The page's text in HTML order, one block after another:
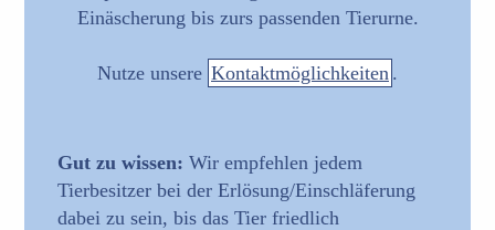
Einäscherung bis zurs passenden Tierurne.
Nutze unsere Kontaktmöglichkeiten .
Gut zu wissen: Wir empfehlen jedem
Tierbesitzer bei der Erlösung/Einschläferung
dabei zu sein, bis das Tier friedlich